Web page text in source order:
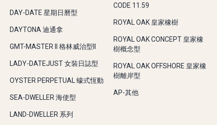
DAY-DATE 星期日曆型
DAYTONA 迪通拿
GMT-MASTER II 格林威治型II
LADY-DATEJUST 女裝日誌型
OYSTER PERPETUAL 蠔式恆動
SEA-DWELLER 海使型
LAND-DWELLER 系列
CODE 11.59
ROYAL OAK 皇家橡樹
ROYAL OAK CONCEPT 皇家橡
樹概念型
ROYAL OAK OFFSHORE 皇家橡
樹離岸型
AP-其他